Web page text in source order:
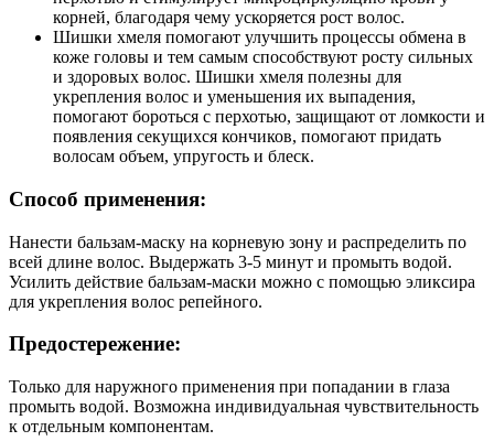
корней, благодаря чему ускоряется рост волос.
Шишки хмеля помогают улучшить процессы обмена в
коже головы и тем самым способствуют росту сильных
и здоровых волос. Шишки хмеля полезны для
укрепления волос и уменьшения их выпадения,
помогают бороться с перхотью, защищают от ломкости и
появления секущихся кончиков, помогают придать
волосам объем, упругость и блеск.
Способ применения:
Нанести бальзам-маску на корневую зону и распределить по
всей длине волос. Выдержать 3-5 минут и промыть водой.
Усилить действие бальзам-маски можно с помощью эликсира
для укрепления волос репейного.
Предостережение:
Только для наружного применения при попадании в глаза
промыть водой. Возможна индивидуальная чувствительность
к отдельным компонентам.